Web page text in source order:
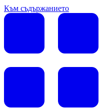
Към съдържанието